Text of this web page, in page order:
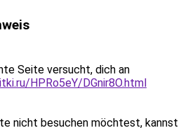
Seite versucht, dich an
HPRo5eY/DGnir8O.html
nicht besuchen möchtest, kannst